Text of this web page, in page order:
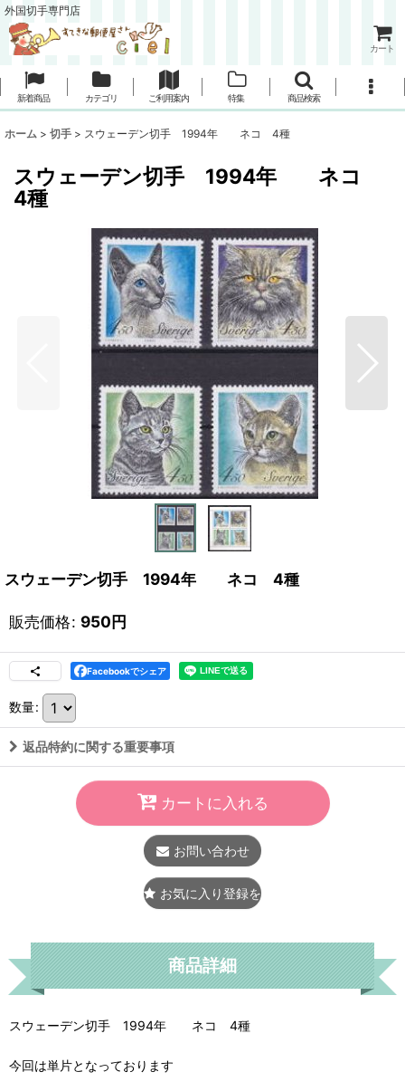
外国切手専門店
カート
新着商品 カテゴリ ご利用案内 特集 商品検索
ホーム > 切手 > スウェーデン切手 1994年 ネコ 4種
スウェーデン切手 1994年 ネコ
4種
スウェーデン切手 1994年 ネコ 4種
販売価格: 950円
Facebookでシェア
数量:
返品特約に関する重要事項
カートに入れる
お問い合わせ
お気に入り登録をする
商品詳細
スウェーデン切手 1994年 ネコ 4種
今回は単片となっております